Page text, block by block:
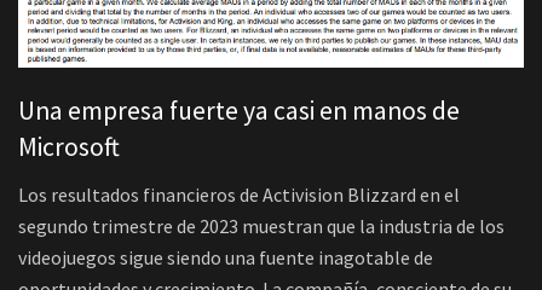
Una empresa fuerte ya casi en manos de
Microsoft
Los resultados financieros de Activision Blizzard en el
segundo trimestre de 2023 muestran que la industria de los
videojuegos sigue siendo una fuente inagotable de